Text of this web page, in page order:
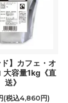
ド】カフェ・オ
大容量1kg《直
送》
(税込4,860円)